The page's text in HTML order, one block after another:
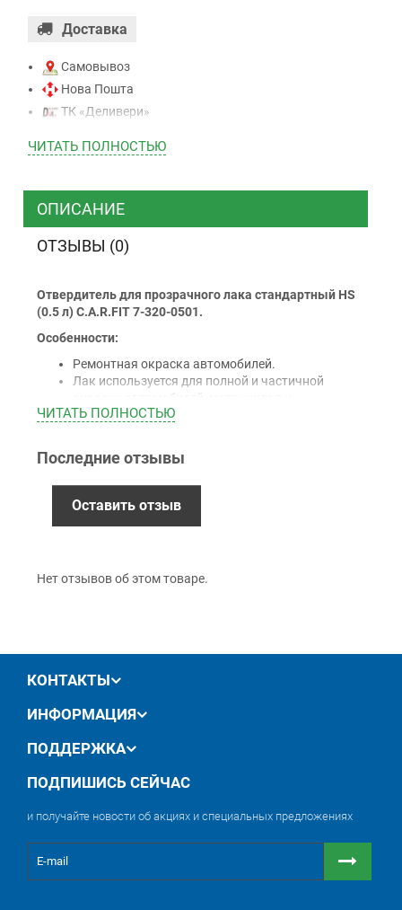
Доставка
Самовывоз
Нова Пошта
ТК «Деливери»
ТК “Justin”
ТК ”УкрПочта”
Наличными
Приватбанк
Безналичный расчет (с НДС)
Гарантия
ЧИТАТЬ ПОЛНОСТЬЮ
ОПИСАНИЕ
ОТЗЫВЫ (0)
Отвердитель для прозрачного лака стандартный HS
(0.5 л) C.A.R.FIT 7-320-0501.
Особенности:
Ремонтная окраска автомобилей.
Лак используется для полной и частичной
окраски автомобилей, мотоциклов и
коммерческого транспорта базовыми
ЧИТАТЬ ПОЛНОСТЬЮ
Последние отзывы
Оставить отзыв
Нет отзывов об этом товаре.
КОНТАКТЫ
ИНФОРМАЦИЯ
ПОДДЕРЖКА
ПОДПИШИСЬ СЕЙЧАС
и получайте новости об акциях и специальных предложениях